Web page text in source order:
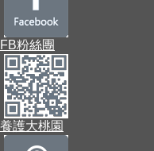
FB粉絲團
養護大桃園